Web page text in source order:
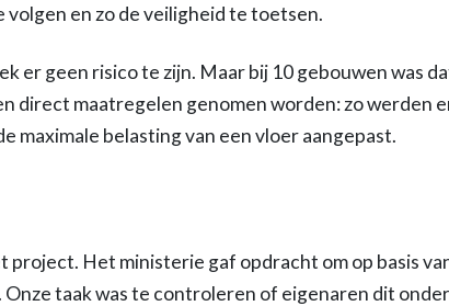
volgen en zo de veiligheid te toetsen.
er geen risico te zijn. Maar bij 10 gebouwen was
direct maatregelen genomen worden: zo werden
maximale belasting van een vloer aangepast.
project. Het ministerie gaf opdracht om op basis
taak was te controleren of eigenaren dit